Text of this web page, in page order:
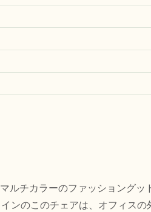
マルチカラーのファッショングッ
インのこのチェアは、オフィス